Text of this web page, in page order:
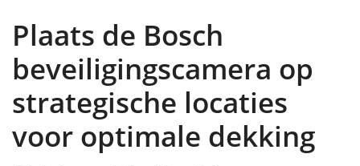
Plaats de Bosch
beveiligingscamera op
strategische locaties
voor optimale dekking